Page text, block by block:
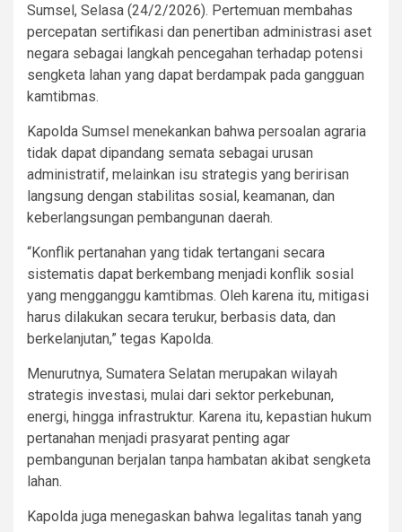
Sumsel, Selasa (24/2/2026). Pertemuan membahas
percepatan sertifikasi dan penertiban administrasi aset
negara sebagai langkah pencegahan terhadap potensi
sengketa lahan yang dapat berdampak pada gangguan
kamtibmas.
Kapolda Sumsel menekankan bahwa persoalan agraria
tidak dapat dipandang semata sebagai urusan
administratif, melainkan isu strategis yang beririsan
langsung dengan stabilitas sosial, keamanan, dan
keberlangsungan pembangunan daerah.
“Konflik pertanahan yang tidak tertangani secara
sistematis dapat berkembang menjadi konflik sosial
yang mengganggu kamtibmas. Oleh karena itu, mitigasi
harus dilakukan secara terukur, berbasis data, dan
berkelanjutan,” tegas Kapolda.
Menurutnya, Sumatera Selatan merupakan wilayah
strategis investasi, mulai dari sektor perkebunan,
energi, hingga infrastruktur. Karena itu, kepastian hukum
pertanahan menjadi prasyarat penting agar
pembangunan berjalan tanpa hambatan akibat sengketa
lahan.
Kapolda juga menegaskan bahwa legalitas tanah yang